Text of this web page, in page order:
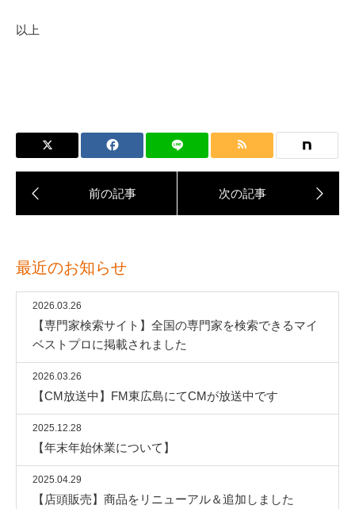
以上
最近のお知らせ
2026.03.26
【専門家検索サイト】全国の専門家を検索できるマイ
ベストプロに掲載されました
2026.03.26
【CM放送中】FM東広島にてCMが放送中です
2025.12.28
【年末年始休業について】
2025.04.29
【店頭販売】商品をリニューアル＆追加しました